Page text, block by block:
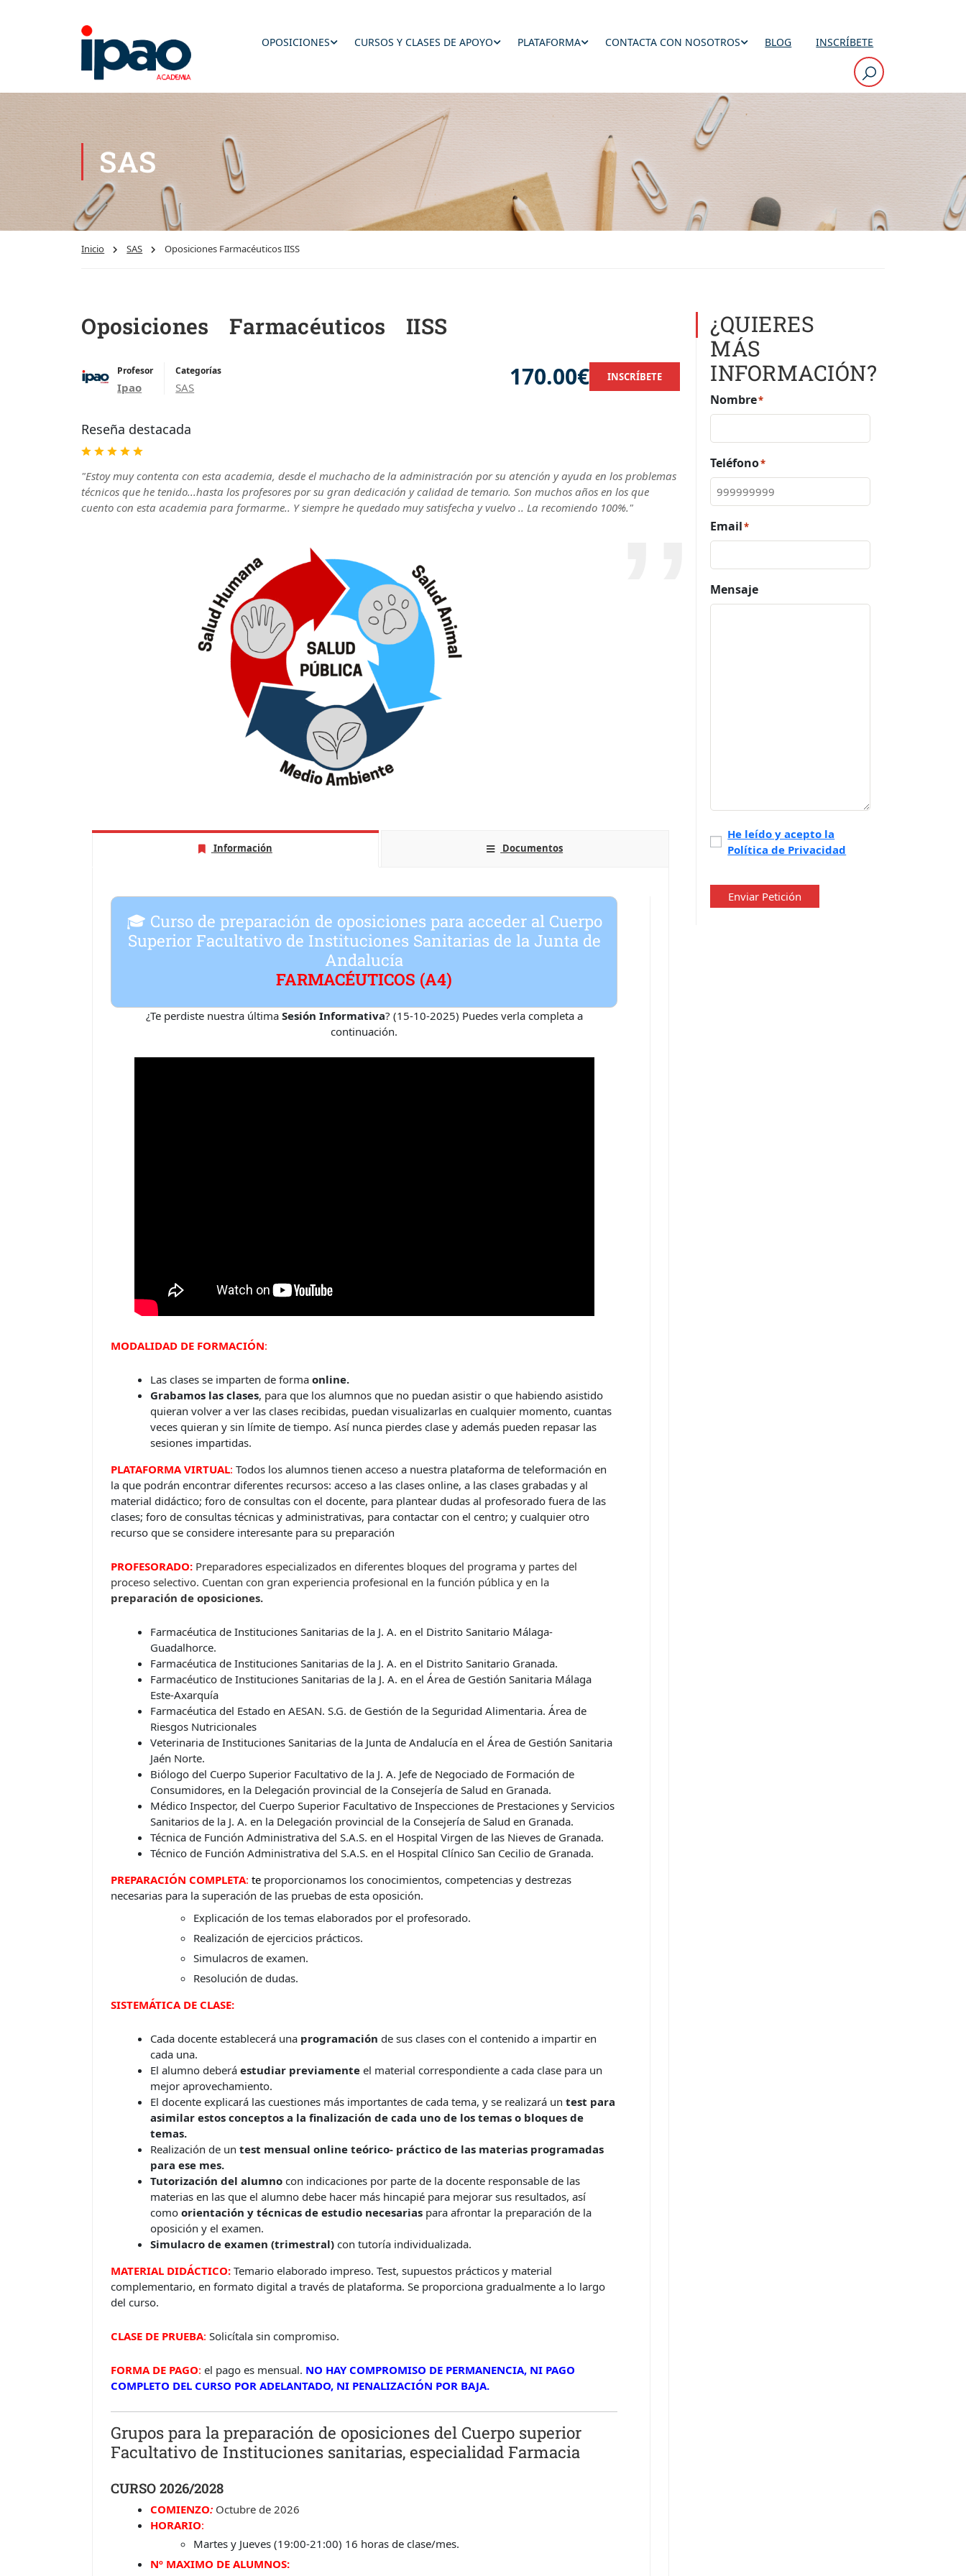
OPOSICIONES CURSOS Y CLASES DE APOYO PLATAFORMA CONTACTA CON NOSOTROS BLOG INSCRÍBETE
SAS
Inicio SAS Oposiciones Farmacéuticos IISS
Oposiciones Farmacéuticos IISS
Profesor
Ipao
Categorías
SAS 170.00€ INSCRÍBETE
Reseña destacada
"Estoy muy contenta con esta academia, desde el muchacho de la administración por su atención y ayuda en los problemas
técnicos que he tenido...hasta los profesores por su gran dedicación y calidad de temario. Son muchos años en los que
cuento con esta academia para formarme.. Y siempre he quedado muy satisfecha y vuelvo .. La recomiendo 100%."
Información Documentos
🎓 Curso de preparación de oposiciones para acceder alCuerpo
Superior Facultativo de Instituciones Sanitarias de la Junta de
Andalucía
FARMACÉUTICOS (A4)
¿Te perdiste nuestra última Sesión Informativa? (15-10-2025) Puedes verla completa a
continuación.
MODALIDAD DE FORMACIÓN:
Las clases se imparten de formaonline.
Grabamos las clases, para que los alumnos que no puedan asistir o que habiendo asistido
quieran volver a ver las clases recibidas, puedan visualizarlas en cualquier momento, cuantas
veces quieran y sin límite de tiempo. Así nunca pierdes clase y además pueden repasar las
sesiones impartidas.
PLATAFORMA VIRTUAL:Todos los alumnos tienen acceso a nuestra plataforma de teleformación en
la que podrán encontrar diferentes recursos: acceso a las clases online, a las clases grabadas y al
material didáctico; foro de consultas con el docente, para plantear dudas al profesorado fuera de las
clases; foro de consultas técnicas y administrativas, para contactar con el centro; y cualquier otro
recurso que se considere interesante para su preparación
PROFESORADO: Preparadores especializados en diferentes bloques del programa y partes del
proceso selectivo. Cuentan con gran experiencia profesional en la función pública y en la
preparación de oposiciones.
Farmacéutica de Instituciones Sanitarias de la J. A. en el Distrito Sanitario Málaga-
Guadalhorce.
Farmacéutica de Instituciones Sanitarias de la J. A. en el Distrito Sanitario Granada.
Farmacéutico de Instituciones Sanitarias de la J. A. en el Área de Gestión Sanitaria Málaga
Este-Axarquía
Farmacéutica del Estado en AESAN. S.G. de Gestión de la Seguridad Alimentaria. Área de
Riesgos Nutricionales
Veterinaria de Instituciones Sanitarias de la Junta de Andalucía en el Área de Gestión Sanitaria
Jaén Norte.
Biólogo del Cuerpo Superior Facultativo de la J. A. Jefe de Negociado de Formación de
Consumidores, en la Delegación provincial de la Consejería de Salud en Granada.
Médico Inspector, del Cuerpo Superior Facultativo de Inspecciones de Prestaciones y Servicios
Sanitarios de la J. A. en la Delegación provincial de la Consejería de Salud en Granada.
Técnica de Función Administrativa del S.A.S. en el Hospital Virgen de las Nieves de Granada.
Técnico de Función Administrativa del S.A.S. en el Hospital Clínico San Cecilio de Granada.
PREPARACIÓN COMPLETA:te proporcionamos los conocimientos, competencias y destrezas
necesarias para la superación de las pruebas de esta oposición.
Explicación de los temas elaborados por el profesorado.
Realización de ejercicios prácticos.
Simulacros de examen.
Resolución de dudas.
SISTEMÁTICA DE CLASE:
Cada docente establecerá una programación de sus clases con el contenido a impartir en
cada una.
El alumno deberáestudiar previamente el material correspondiente a cada clase para un
mejor aprovechamiento.
El docente explicará las cuestiones más importantes de cada tema, y se realizará untest para
asimilar estos conceptos a la finalización de cada uno de los temas o bloques de
temas.
Realización de untest mensual online teórico- práctico de las materias programadas
para ese mes.
Tutorización del alumnocon indicaciones por parte de la docente responsable de las
materias en las que el alumno debe hacer más hincapié para mejorar sus resultados, así
comoorientación y técnicas de estudio necesarias para afrontar la preparación de la
oposición y el examen.
Simulacro de examen (trimestral) con tutoría individualizada.
MATERIAL DIDÁCTICO:Temario elaborado impreso. Test, supuestos prácticos y material
complementario, en formato digital a través de plataforma. Se proporciona gradualmente a lo largo
del curso.
CLASE DE PRUEBA: Solicítala sin compromiso.
FORMA DE PAGO: el pago es mensual. NO HAY COMPROMISO DE PERMANENCIA, NI PAGO
COMPLETO DEL CURSO POR ADELANTADO, NI PENALIZACIÓN POR BAJA.
Grupos para la preparación de oposiciones del Cuerpo superior
Facultativo de Instituciones sanitarias, especialidad Farmacia
CURSO 2026/2028
COMIENZO: Octubre de 2026
HORARIO:
Martes y Jueves (19:00-21:00) 16 horas de clase/mes.
Nº MAXIMO DE ALUMNOS:
¿QUIERES
MÁS
INFORMACIÓN?
Nombre*
Teléfono*
Email*
Mensaje
Política
de
He leído y acepto la
Política de Privacidad
Enviar Petición